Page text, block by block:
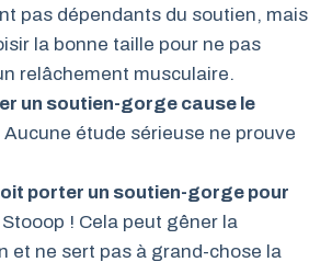
pas dépendants du soutien, mais
la bonne taille pour ne pas
relâchement musculaire.
un soutien-gorge cause le
Aucune étude sérieuse ne prouve
porter un soutien-gorge pour
Stooop ! Cela peut gêner la
et ne sert pas à grand-chose la